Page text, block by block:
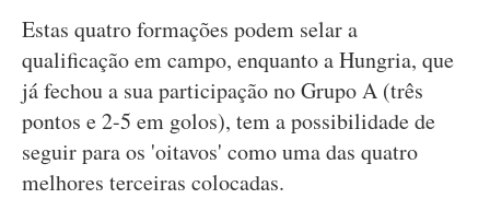
Estas quatro formações podem selar a
qualificação em campo, enquanto a Hungria, que
já fechou a sua participação no Grupo A (três
pontos e 2-5 em golos), tem a possibilidade de
seguir para os 'oitavos' como uma das quatro
melhores terceiras colocadas.